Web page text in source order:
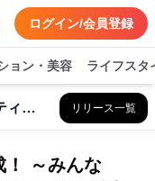
ログイン/会員登録
ョン・美容 ライフスタ
三田市役所 地域戦略室 シティセールス推進課 リリース一覧
！ ～みんな